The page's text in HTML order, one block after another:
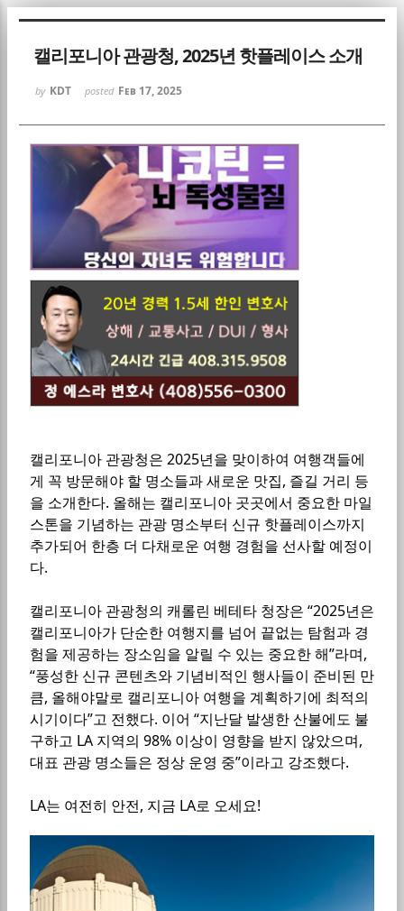
캘리포니아 관광청, 2025년 핫플레이스 소개
by KDT posted Feb 17, 2025
캘리포니아 관광청은 2025년을 맞이하여 여행객들에
게 꼭 방문해야 할 명소들과 새로운 맛집, 즐길 거리 등
을 소개한다. 올해는 캘리포니아 곳곳에서 중요한 마일
스톤을 기념하는 관광 명소부터 신규 핫플레이스까지
추가되어 한층 더 다채로운 여행 경험을 선사할 예정이
다.
캘리포니아 관광청의 캐롤린 베테타 청장은 “2025년은
캘리포니아가 단순한 여행지를 넘어 끝없는 탐험과 경
험을 제공하는 장소임을 알릴 수 있는 중요한 해”라며,
“풍성한 신규 콘텐츠와 기념비적인 행사들이 준비된 만
큼, 올해야말로 캘리포니아 여행을 계획하기에 최적의
시기이다”고 전했다. 이어 “지난달 발생한 산불에도 불
구하고 LA 지역의 98% 이상이 영향을 받지 않았으며,
대표 관광 명소들은 정상 운영 중”이라고 강조했다.
LA는 여전히 안전, 지금 LA로 오세요!
Sketchbook5, 스케치북5
Sketchbook5, 스케치북5